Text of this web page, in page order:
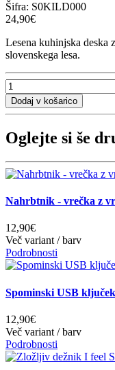
Šifra: S0KILD000
24,90€
Lesena kuhinjska deska
slovenskega lesa.
Oglejte si še
Nahrbtnik - vrečka z
12,90€
Več variant / barv
Podrobnosti
Spominski USB
12,90€
Več variant / barv
Podrobnosti